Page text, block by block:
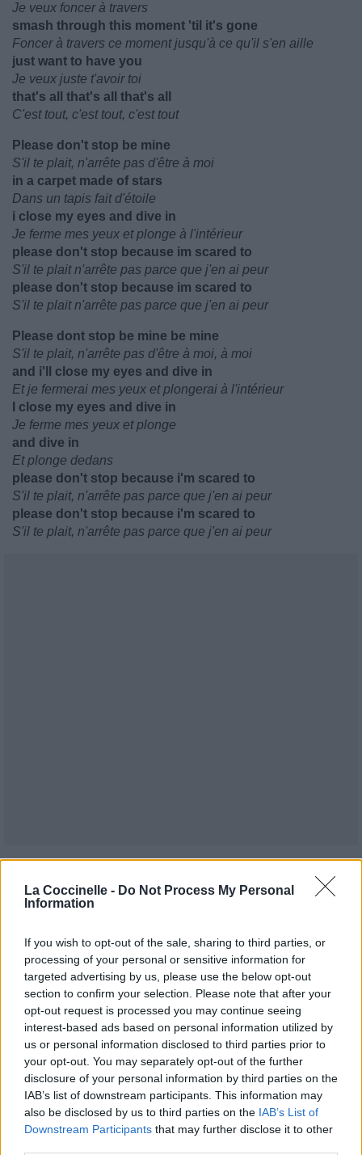
La Coccinelle - Do Not Process My Personal
Information
If you wish to opt-out of the sale, sharing to third parties, or
processing of your personal or sensitive information for
targeted advertising by us, please use the below opt-out
section to confirm your selection. Please note that after your
opt-out request is processed you may continue seeing
interest-based ads based on personal information utilized by
us or personal information disclosed to third parties prior to
your opt-out. You may separately opt-out of the further
disclosure of your personal information by third parties on the
IAB’s list of downstream participants. This information may
also be disclosed by us to third parties on the IAB’s List of
Downstream Participants that may further disclose it to other
Je veux foncer à travers
smash through this moment 'til it's gone
Foncer à travers ce moment jusqu'à ce qu'il s'en aille
just want to have you
Je veux juste t'avoir toi
that's all that's all that's all
C'est tout, c'est tout, c'est tout
Please don't stop be mine
S'il te plait, n'arrête pas d'être à moi
in a carpet made of stars
Dans un tapis fait d'étoile
i close my eyes and dive in
Je ferme mes yeux et plonge à l'intérieur
please don't stop because im scared to
S'il te plait n'arrête pas parce que j'en ai peur
please don't stop because im scared to
S'il te plait n'arrête pas parce que j'en ai peur
Please dont stop be mine be mine
S'il te plait, n'arrête pas d'être à moi, à moi
and i'll close my eyes and dive in
Et je fermerai mes yeux et plongerai à l'intérieur
I close my eyes and dive in
Je ferme mes yeux et plonge
and dive in
Et plonge dedans
please don't stop because i'm scared to
S'il te plait, n'arrête pas parce que j'en ai peur
please don't stop because i'm scared to
S'il te plait, n'arrête pas parce que j'en ai peur
le 26 octobre
2016 à 16h11.
Albums : Things You Should Know [Ep]
⇑
Paroles + Traduction Téléchargement
Vidéos
Commentaires
Pour prolonger le plaisir musical :